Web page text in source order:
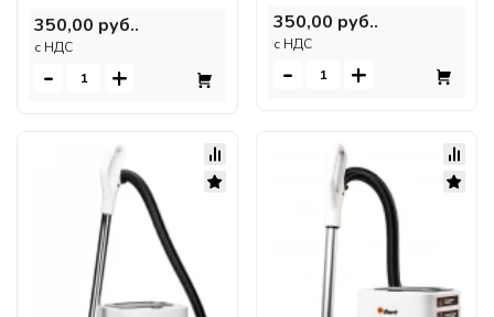
350,00 руб..
c НДС
- +
350,00 руб..
c НДС
- +